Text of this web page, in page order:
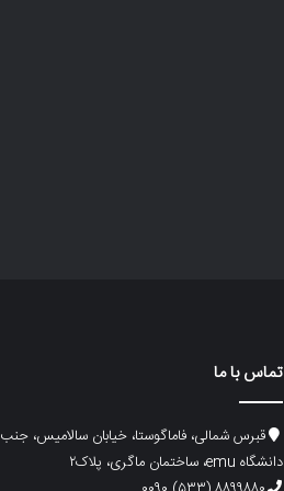
تماس با ما
قبرس شمالی، فاماگوستا، خیابان سالامیس، جنب
دانشگاه emu، ساختمان ماگری، پلاک۲